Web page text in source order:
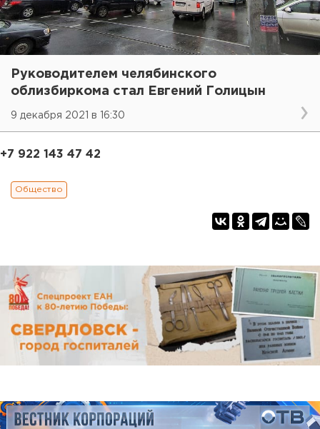
Руководителем челябинского
облизбиркома стал Евгений Голицын
9 декабря 2021 в 16:30
+7 922 143 47 42
Общество